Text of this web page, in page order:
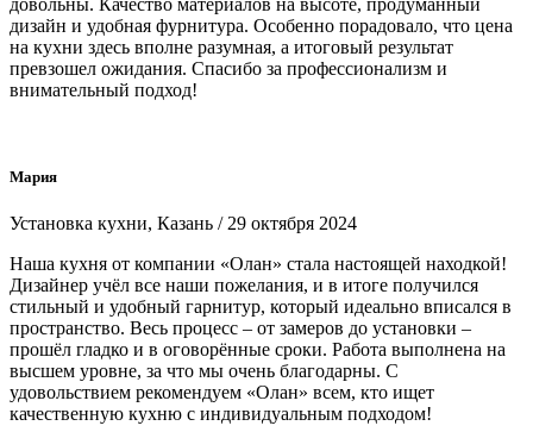
довольны. Качество материалов на высоте, продуманный
дизайн и удобная фурнитура. Особенно порадовало, что цена
на кухни здесь вполне разумная, а итоговый результат
превзошел ожидания. Спасибо за профессионализм и
внимательный подход!
Мария
Установка кухни, Казань / 29 октября 2024
Наша кухня от компании «Олан» стала настоящей находкой!
Дизайнер учёл все наши пожелания, и в итоге получился
стильный и удобный гарнитур, который идеально вписался в
пространство. Весь процесс – от замеров до установки –
прошёл гладко и в оговорённые сроки. Работа выполнена на
высшем уровне, за что мы очень благодарны. С
удовольствием рекомендуем «Олан» всем, кто ищет
качественную кухню с индивидуальным подходом!